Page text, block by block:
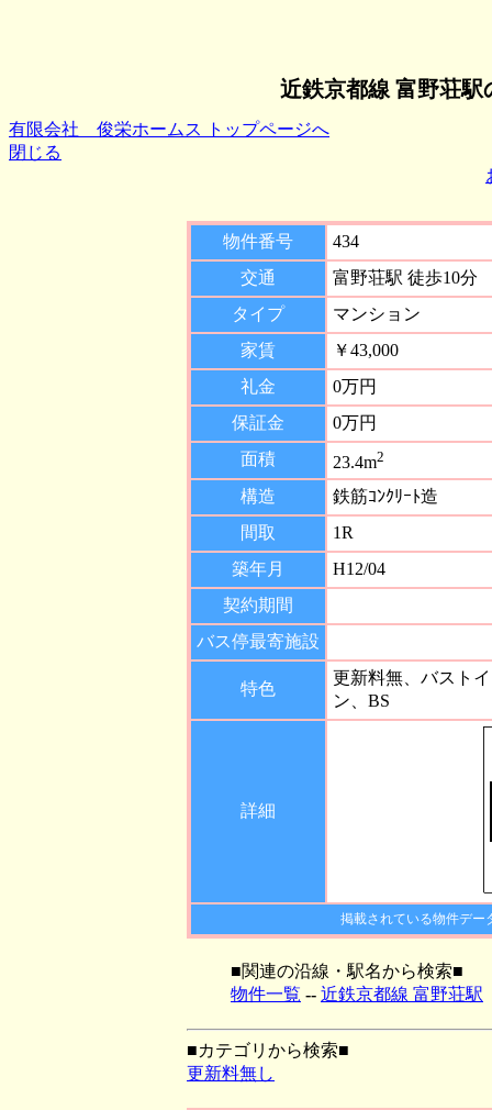
近鉄京都線 富野荘
有限会社 俊栄ホームス トップページへ
閉じる
物件番号
434
交通
富野荘駅 徒歩10分
タイプ
マンション
家賃
￥43,000
礼金
0万円
保証金
0万円
面積
23.4m2
構造
鉄筋ｺﾝｸﾘｰﾄ造
間取
1R
築年月
H12/04
契約期間
バス停最寄施設
特色
更新料無、バスト
ン、BS
詳細
掲載されている物件デー
■関連の沿線・駅名から検索■
物件一覧 -- 近鉄京都線 富野荘駅
■カテゴリから検索■
更新料無し